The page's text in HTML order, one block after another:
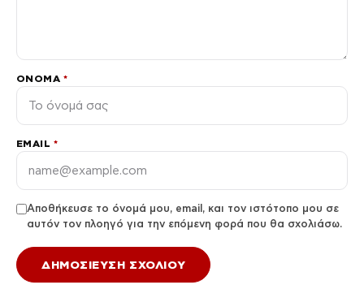
ΌΝΟΜΑ *
EMAIL *
Αποθήκευσε το όνομά μου, email, και τον ιστότοπο μου σε
αυτόν τον πλοηγό για την επόμενη φορά που θα σχολιάσω.